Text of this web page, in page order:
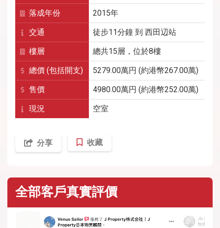
落成年份 2015年
交通 徒步11分鐘 到 西田辺站
樓層 總共15層，位於8樓
總價 (包括開支) 5279.00萬円 (約港幣267.00萬)
售價 4980.00萬円 (約港幣252.00萬)
現況 空室
分享 收藏
全部客戶真實評價